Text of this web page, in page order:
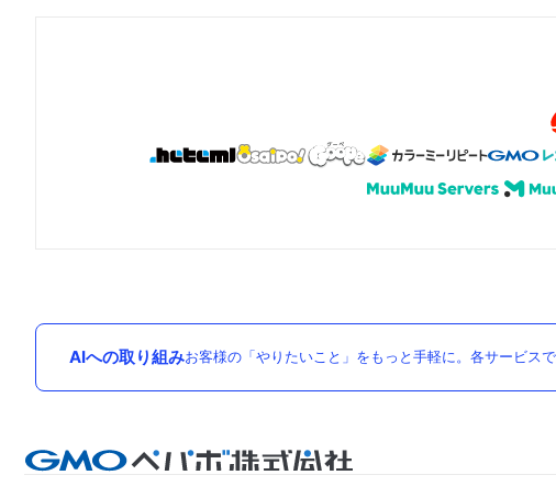
AIへの取り組みお客様の「やりたいこと」をもっと手軽に。各サービス